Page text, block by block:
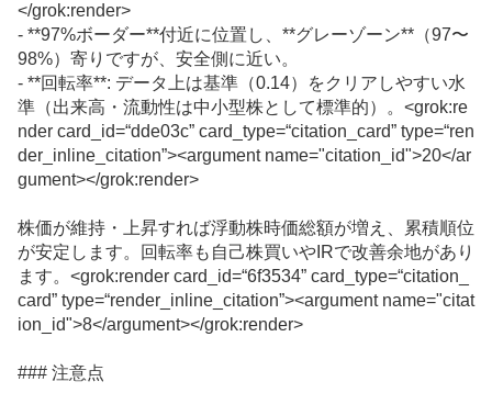
</grok:render>
- **97%ボーダー**付近に位置し、**グレーゾーン**（97〜
98%）寄りですが、安全側に近い。
- **回転率**: データ上は基準（0.14）をクリアしやすい水
準（出来高・流動性は中小型株として標準的）。<grok:re
nder card_id=“dde03c” card_type=“citation_card” type=“ren
der_inline_citation”><argument name="citation_id">20</ar
gument></grok:render>
株価が維持・上昇すれば浮動株時価総額が増え、累積順位
が安定します。回転率も自己株買いや IRで改善余地があり
ます。<grok:render card_id=“6f3534” card_type=“citation_
card” type=“render_inline_citation”><argument name="citat
ion_id">8</argument></grok:render>
### 注意点